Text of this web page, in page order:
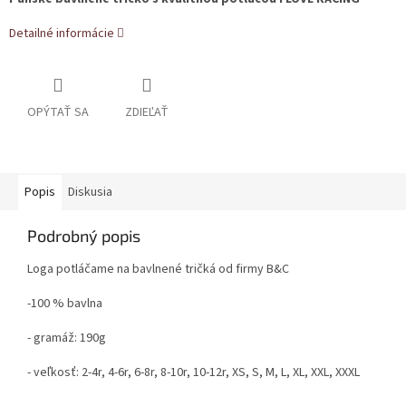
Detailné informácie
OPÝTAŤ SA ZDIEĽAŤ
Popis Diskusia
Podrobný popis
Loga potláčame na bavlnené tričká od firmy B&C
-100 % bavlna
- gramáž: 190g
- veľkosť: 2-4r, 4-6r, 6-8r, 8-10r, 10-12r, XS, S, M, L, XL, XXL, XXXL